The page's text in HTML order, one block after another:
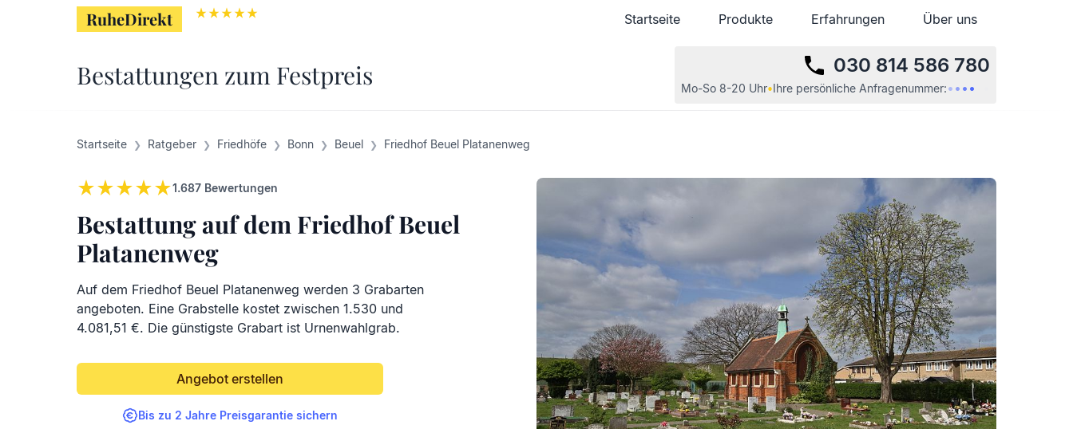
RuheDirekt Startseite Produkte Erfahrungen Über uns
Bestattungen zum Festpreis 030 814 586 780
Mo-So 8-20 Uhr•Ihre persönliche Anfragenummer:• • • •
RuheDirekt Startseite Produkte Erfahrungen Über uns
Startseite Ratgeber Friedhöfe Bonn Beuel Friedhof Beuel Platanenweg
1.687 Bewertungen
Bestattung auf dem Friedhof Beuel
Platanenweg
Auf dem Friedhof Beuel Platanenweg werden 3 Grabarten
angeboten. Eine Grabstelle kostet zwischen 1.530 und
4.081,51 €. Die günstigste Grabart ist Urnenwahlgrab.
Angebot erstellen
Bis zu 2 Jahre Preisgarantie sichern